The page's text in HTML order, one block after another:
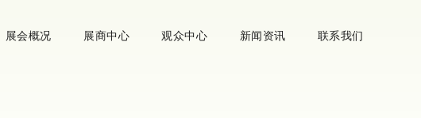
展会概况 展商中心 观众中心 新闻资讯 联系我们